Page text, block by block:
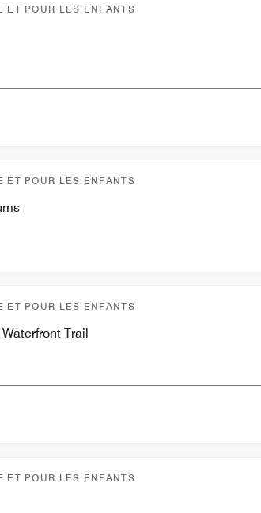
ET POUR LES ENFANTS
ET POUR LES ENFANTS
ET POUR LES ENFANTS
Trail
ET POUR LES ENFANTS